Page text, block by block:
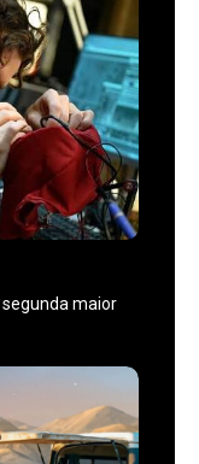
segunda maior